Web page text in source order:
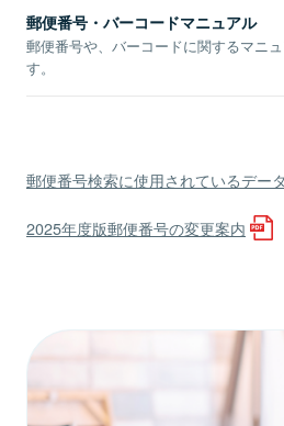
郵便番号・バーコードマニュアル
郵便番号や、バーコードに関するマニ
す。
郵便番号検索に使用されているデー
2025年度版郵便番号の変更案内